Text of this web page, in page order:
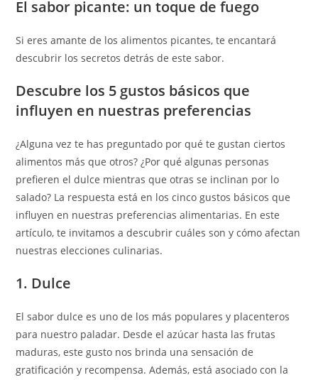
El sabor picante: un toque de fuego
Si eres amante de los alimentos picantes, te encantará
descubrir los secretos detrás de este sabor.
Descubre los 5 gustos básicos que
influyen en nuestras preferencias
¿Alguna vez te has preguntado por qué te gustan ciertos
alimentos más que otros? ¿Por qué algunas personas
prefieren el dulce mientras que otras se inclinan por lo
salado? La respuesta está en los cinco gustos básicos que
influyen en nuestras preferencias alimentarias. En este
artículo, te invitamos a descubrir cuáles son y cómo afectan
nuestras elecciones culinarias.
1. Dulce
El sabor dulce es uno de los más populares y placenteros
para nuestro paladar. Desde el azúcar hasta las frutas
maduras, este gusto nos brinda una sensación de
gratificación y recompensa. Además, está asociado con la